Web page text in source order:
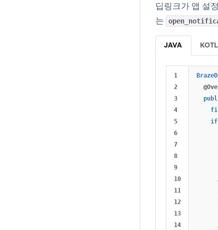
딥링크가 앱 설
는
JAVA
1
2
3
4
5
6
7
8
9
10
11
12
13
14
if